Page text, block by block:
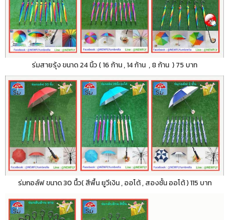
ร่มสายรุ้ง ขนาด 24 นิ้ว ( 16 ก้าน , 14 ก้าน , 8 ก้าน ) 75 บาท
ร่มกอล์ฟ ขนาด 30 นื้ว( สีพื้น ยูวีเงิน , ออโต้ , สองชั้น ออโต้ ) 115 บาท